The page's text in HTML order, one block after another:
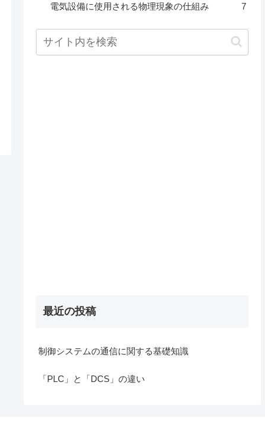
電気設備に使用される物理現象の仕組み 7
最近の投稿
制御システムの通信に関する基礎知識
「PLC」と「DCS」の違い